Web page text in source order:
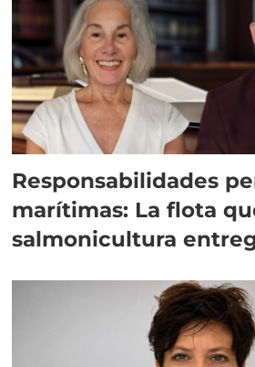
Responsabilidades
marítimas: La flota
salmonicultura